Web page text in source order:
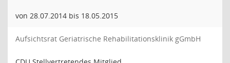
von 28.07.2014 bis 18.05.2015
Aufsichtsrat Geriatrische Rehabilitationsklinik gGmbH